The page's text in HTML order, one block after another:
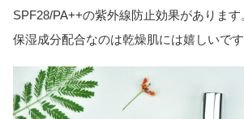
SPF28/PA++の紫外線防止効果があります
保湿成分配合なのは乾燥肌には嬉しいです